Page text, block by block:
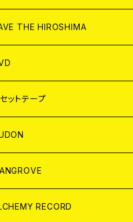
THE HIROSHIMA
レル
ットテープ
レル
RECORD